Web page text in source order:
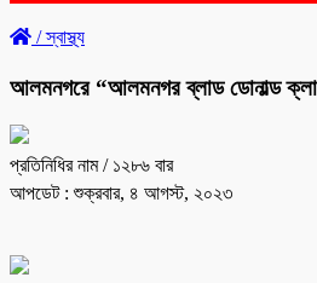
/স্বাস্থ্য
আলমনগরে “আলমনগর ব্লাড ডোনাল্ড
প্রতিনিধির নাম/ ১২৮৬ বার
আপডেট : শুক্রবার, ৪ আগস্ট, ২০২৩